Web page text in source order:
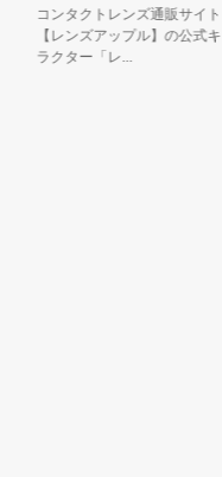
コンタクトレンズ通販サイト
【レンズアップル】の公式キャ
ラクター「レ...